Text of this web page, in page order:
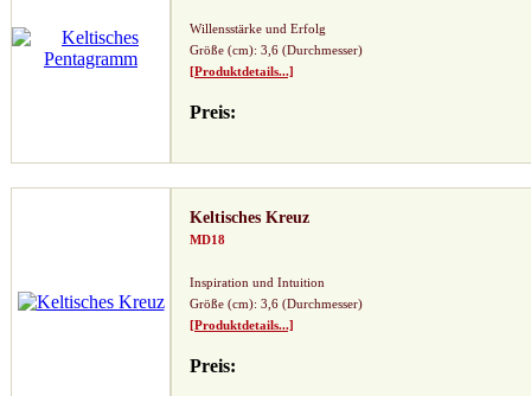
Willensstärke und Erfolg
Größe (cm): 3,6 (Durchmesser)
[Produktdetails...]
Preis:
Keltisches Kreuz
MD18
Inspiration und Intuition
Größe (cm): 3,6 (Durchmesser)
[Produktdetails...]
Preis: